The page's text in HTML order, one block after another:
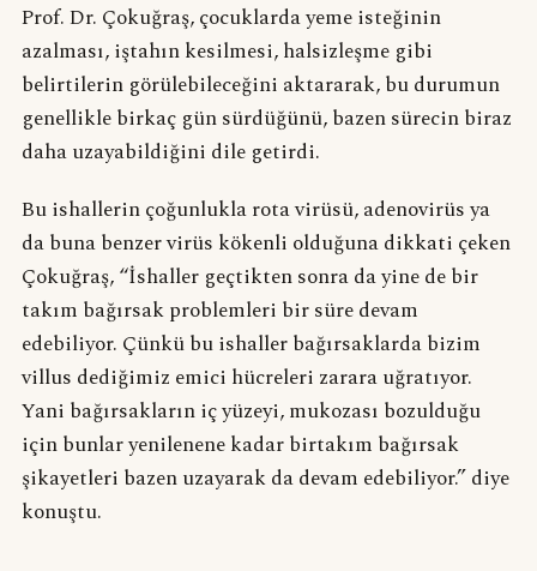
Prof. Dr. Çokuğraş, çocuklarda yeme isteğinin
azalması, iştahın kesilmesi, halsizleşme gibi
belirtilerin görülebileceğini aktararak, bu durumun
genellikle birkaç gün sürdüğünü, bazen sürecin biraz
daha uzayabildiğini dile getirdi.
Bu ishallerin çoğunlukla rota virüsü, adenovirüs ya
da buna benzer virüs kökenli olduğuna dikkati çeken
Çokuğraş, “İshaller geçtikten sonra da yine de bir
takım bağırsak problemleri bir süre devam
edebiliyor. Çünkü bu ishaller bağırsaklarda bizim
villus dediğimiz emici hücreleri zarara uğratıyor.
Yani bağırsakların iç yüzeyi, mukozası bozulduğu
için bunlar yenilenene kadar birtakım bağırsak
şikayetleri bazen uzayarak da devam edebiliyor.” diye
konuştu.